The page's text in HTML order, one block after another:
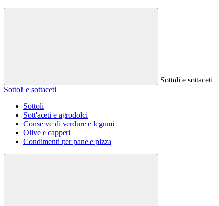
Sottoli e sottaceti
Sottoli e sottaceti
Sottoli
Sott'aceti e agrodolci
Conserve di verdure e legumi
Olive e capperi
Condimenti per pane e pizza